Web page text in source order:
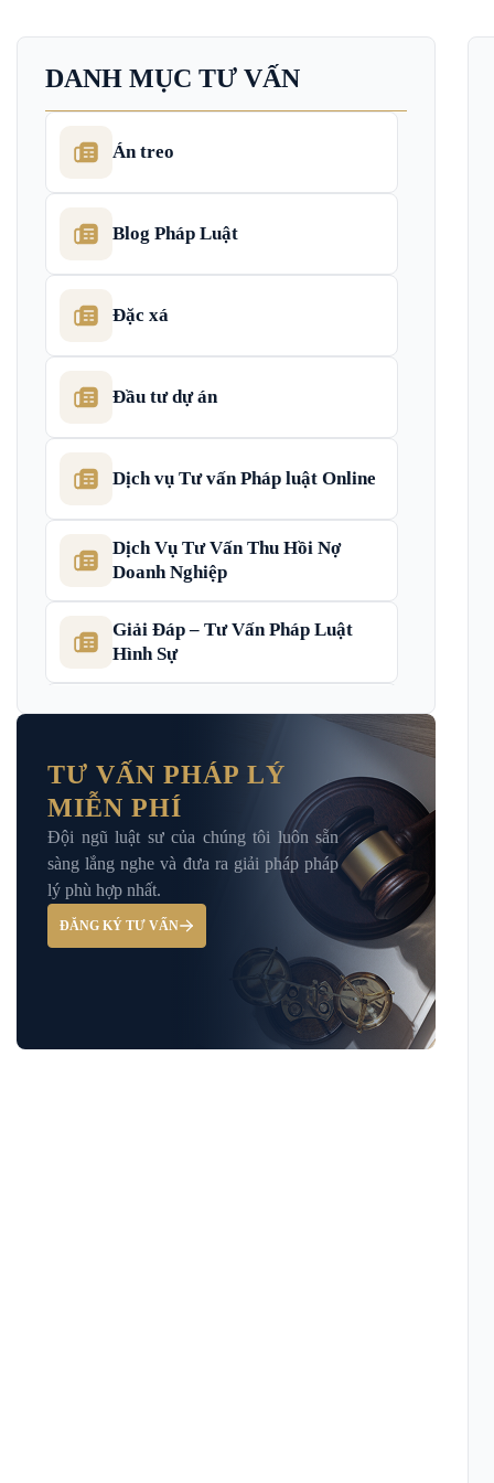
DANH MỤC TƯ VẤN
Án treo
Blog Pháp Luật
Đặc xá
Đầu tư dự án
Dịch vụ Tư vấn Pháp luật Online
Dịch Vụ Tư Vấn Thu Hồi Nợ
Doanh Nghiệp
Giải Đáp – Tư Vấn Pháp Luật
Hình Sự
Hỏi đáp và tư vấn pháp luật
Luật Bảo Hiểm Xã Hội
Luật Dân Sự
Luật Giao Thông
TƯ VẤN PHÁP LÝ
MIỄN PHÍ
Đội ngũ luật sư của chúng tôi luôn sẵn
sàng lắng nghe và đưa ra giải pháp pháp
lý phù hợp nhất.
ĐĂNG KÝ TƯ VẤN